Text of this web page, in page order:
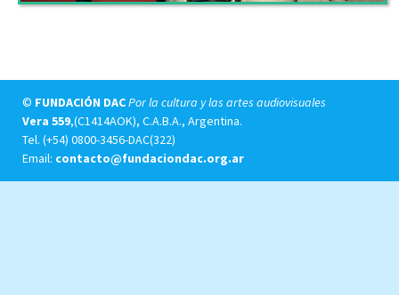
© FUNDACIÓN DACPor la cultura y las artes audiovisuales
Vera 559,(C1414AOK), C.A.B.A., Argentina.
Tel. (+54) 0800-3456-DAC(322)
Email: contacto@fundaciondac.org.ar